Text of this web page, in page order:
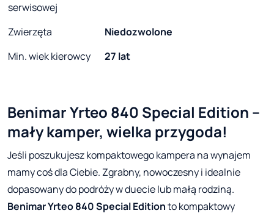
serwisowej
Zwierzęta
Niedozwolone
Min. wiek kierowcy
27 lat
Benimar Yrteo 840 Special Edition –
mały kamper, wielka przygoda!
Jeśli poszukujesz kompaktowego kampera na wynajem
mamy coś dla Ciebie. Zgrabny, nowoczesny i idealnie
dopasowany do podróży w duecie lub małą rodziną.
Benimar Yrteo 840 Special Editionto kompaktowy